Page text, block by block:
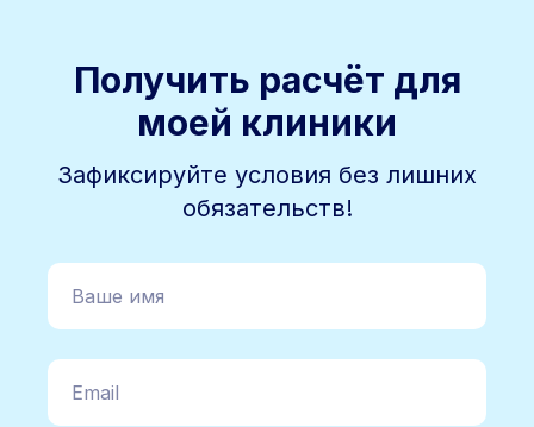
Получить расчёт для
моей клиники
Зафиксируйте условия без лишних
обязательств!
Ваше имя
Email